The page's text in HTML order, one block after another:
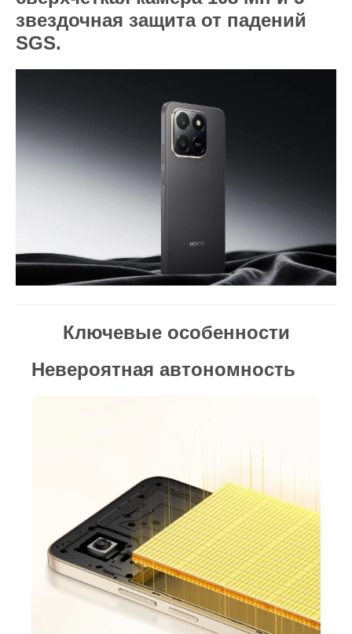
звездочная защита от падений
SGS.
Ключевые особенности
Невероятная автономность